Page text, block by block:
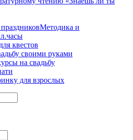
Методика и
квестов
своими руками
на свадьбу
для взрослых